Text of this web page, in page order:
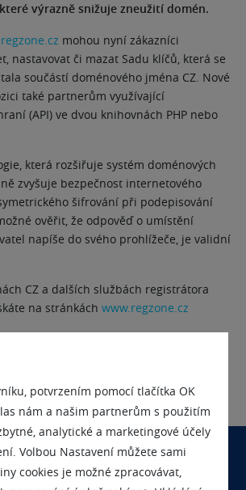
potvrzením pomocí tlačítka OK
nám a našim partnerům s použitím
analytické a marketingové účely
Volbou Nastavení můžete sami
cookies je možné zpracovávat,
výrazně snižuje zneužití domén.
mohou nyní zákazníci
nastavovat či mazat Sadu klíčů, která se
součástí doménového jména CZ. Nové
také partnerům využívající
(API) ve dvou knihovnách PHP nebo
která rozšiřuje systém doménových
zvyšuje bezpečnost internetového
šifrování při podepisování
ověřit, že odpověď o umístění
napíše do svého prohlížeče, je validní
CZ a dalších službách registrátora
na stránkách www.regzone.cz
se nás na něco zeptat?